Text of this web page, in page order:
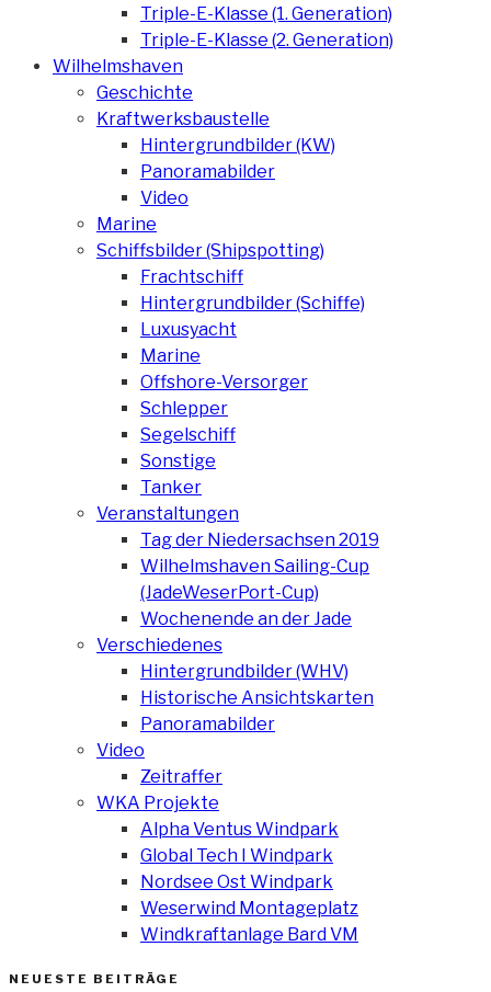
Triple-E-Klasse (1. Generation)
Triple-E-Klasse (2. Generation)
Wilhelmshaven
Geschichte
Kraftwerksbaustelle
Hintergrundbilder (KW)
Panoramabilder
Video
Marine
Schiffsbilder (Shipspotting)
Frachtschiff
Hintergrundbilder (Schiffe)
Luxusyacht
Marine
Offshore-Versorger
Schlepper
Segelschiff
Sonstige
Tanker
Veranstaltungen
Tag der Niedersachsen 2019
Wilhelmshaven Sailing-Cup
(JadeWeserPort-Cup)
Wochenende an der Jade
Verschiedenes
Hintergrundbilder (WHV)
Historische Ansichtskarten
Panoramabilder
Video
Zeitraffer
WKA Projekte
Alpha Ventus Windpark
Global Tech I Windpark
Nordsee Ost Windpark
Weserwind Montageplatz
Windkraftanlage Bard VM
NEUESTE BEITRÄGE